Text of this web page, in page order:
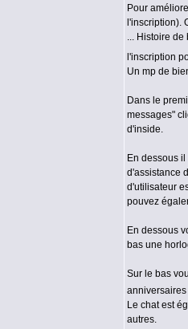
Pour
l'inscription).
... Histoire
l'inscription
Un mp de
Dans le
messages"
d'inside.
En dessous
d'assistance
d'utilisateur
pouvez
En dessous
bas une
Sur le bas
Le chat est
autres.